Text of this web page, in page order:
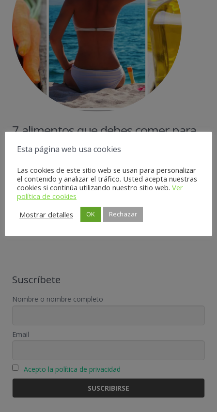
7 alimentos que debes comer para
proteger tu piel del sol
4 mayo, 2018 Farmacia La Pilarica
Sin categoría
No hay comentarios
La piel es el órgano más extenso de nuestro cuerpo y, por
razones que son obvias, también es uno de los más importantes.
Actúa como barrera protectora del organismo interno…
Suscríbete
Nombre o nombre completo
Email
Acepto la política de privacidad
Esta página web usa cookies
Las cookies de este sitio web se usan para personalizar
el contenido y analizar el tráfico. Usted acepta nuestras
cookies si continúa utilizando nuestro sitio web. Ver
política de cookies
Mostrar detalles
OK Rechazar